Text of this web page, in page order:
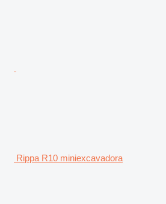
Rippa R10 miniexcavadora